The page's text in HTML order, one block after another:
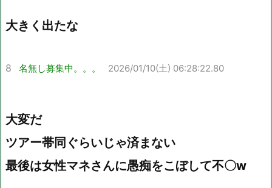
大きく出たな
8 名無し募集中。。。 2026/01/10(土) 06:28:22.80
大変だ
ツアー帯同ぐらいじゃ済まない
最後は女性マネさんに愚痴をこぼして不〇w